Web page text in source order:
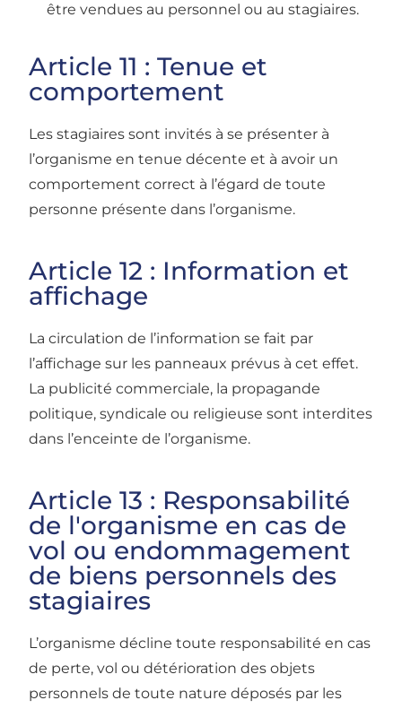
être vendues au personnel ou au stagiaires.
Article 11 : Tenue et
comportement
Les stagiaires sont invités à se présenter à
l’organisme en tenue décente et à avoir un
comportement correct à l’égard de toute
personne présente dans l’organisme.
Article 12 : Information et
affichage
La circulation de l’information se fait par
l’affichage sur les panneaux prévus à cet effet.
La publicité commerciale, la propagande
politique, syndicale ou religieuse sont interdites
dans l’enceinte de l’organisme.
Article 13 : Responsabilité
de l'organisme en cas de
vol ou endommagement
de biens personnels des
stagiaires
L’organisme décline toute responsabilité en cas
de perte, vol ou détérioration des objets
personnels de toute nature déposés par les